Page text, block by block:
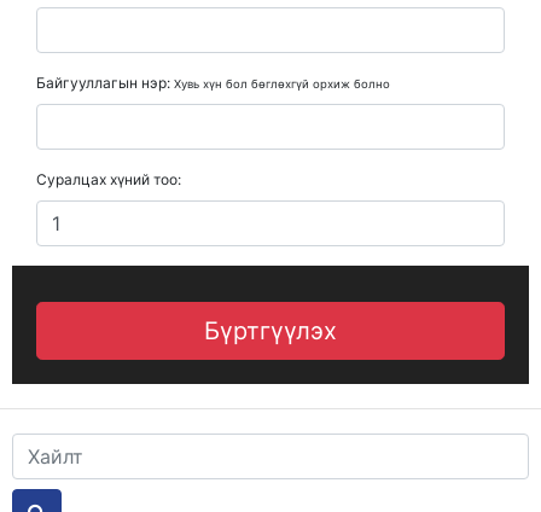
Байгууллагын нэр: Хувь хүн бол бөглөхгүй орхиж болно
Суралцах хүний тоо: